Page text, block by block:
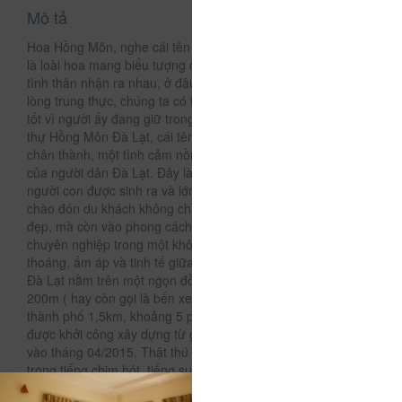
Mô tả
Hoa Hồng Môn, nghe cái tên cứ ngỡ là hoa hồng, nhưng đây
là loài hoa mang biểu tượng của ngọn lửa hồng, dấu hiện để
tình thân nhận ra nhau, ở đâu có hình ngọn lửa, ở đấy có
lòng trung thực, chúng ta có thể tin tưởng như một người bạn
tốt vì người ấy đang giữ trong lòng ngọn lửa yêu thương. Biệt
thự Hồng Môn Đà Lạt, cái tên là lạ, nhưng thể hiện tình cảm
chân thành, một tình cảm nồng ấm, thanh lịch và tao nhã
của người dân Đà Lạt. Đây là căn nhà mà chúng tôi - những
người con được sinh ra và lớn lên tại Đà Lạt muốn thành tâm
chào đón du khách không chỉ nhờ vào những căn phòng
đẹp, mà còn vào phong cách phục vụ của đội ngũ nhân viên
chuyên nghiệp trong một không gian được thiết kế rộng
thoáng, ấm áp và tinh tế giữa cỏ và hoa. Biệt thự Hồng Môn
Đà Lạt nằm trên một ngọn đồi nhỏ cách bến xe liên tỉnh
200m ( hay còn gọi là bến xe Phương Trang), cách trung tâm
thành phố 1,5km, khoảng 5 phút lái xe. Biệt thự 35 phòng
được khởi công xây dựng từ giữa năm 2014 và khai trương
vào tháng 04/2015. Thật thú vị khi mỗi sáng ta thức giấc
trong tiếng chim hót, tiếng suối chảy, và ngắm những chú
sóc nhỏ tung tăng đùa giỡn và gặm những quả hồng vàng